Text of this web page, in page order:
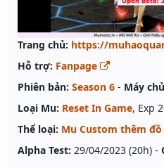
Trang chủ: https://
Hỗ trợ: Fanpage
Phiên bản: Season 6 - Máy
Loại Mu: Reset In Game, Exp
Thể loại: Mu Custom thêm
Alpha Test: 29/04/2023 (20h) -